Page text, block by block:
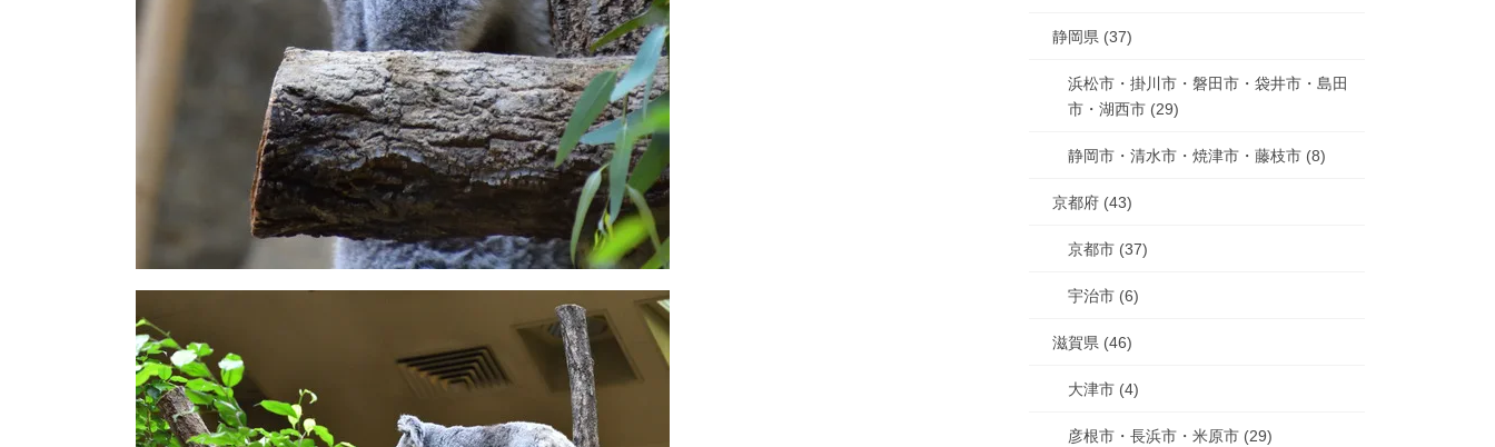
静岡県 (37)
浜松市・掛川市・磐田市・袋井市・島田
市・湖西市 (29)
静岡市・清水市・焼津市・藤枝市 (8)
京都府 (43)
京都市 (37)
宇治市 (6)
滋賀県 (46)
大津市 (4)
彦根市・長浜市・米原市 (29)